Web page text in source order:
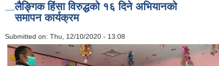
लैङ्गिक हिंसा विरुद्धको १६ दिने अभियानको
समापन कार्यक्रम
Submitted on: Thu, 12/10/2020 - 13:08